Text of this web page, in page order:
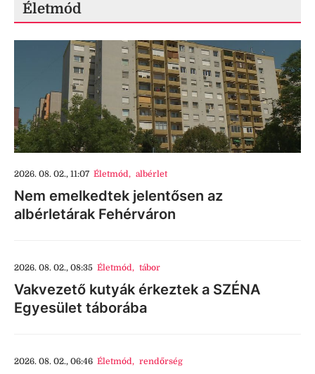
Életmód
2026. 08. 02., 11:07 Életmód, albérlet
Nem emelkedtek jelentősen az
albérletárak Fehérváron
2026. 08. 02., 08:35 Életmód, tábor
Vakvezető kutyák érkeztek a SZÉNA
Egyesület táborába
2026. 08. 02., 06:46 Életmód, rendőrség